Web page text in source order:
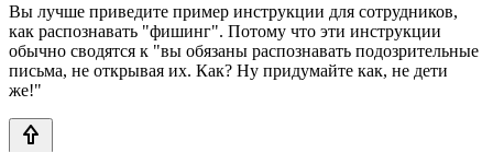
Вы лучше приведите пример инструкции для сотрудников,
как распознавать "фишинг". Потому что эти инструкции
обычно сводятся к "вы обязаны распознавать подозрительные
письма, не открывая их. Как? Ну придумайте как, не дети
же!"